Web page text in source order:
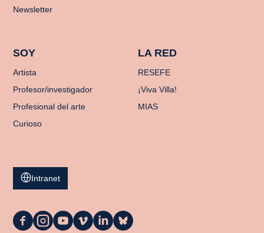
Newsletter
SOY
Artista
Profesor/investigador
Profesional del arte
Curioso
LA RED
RESEFE
¡Viva Villa!
MIAS
Intranet
La
La
La
La
La
La